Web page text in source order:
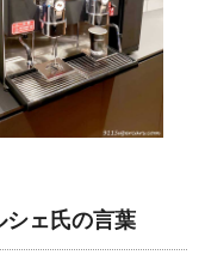
シェ氏の言葉